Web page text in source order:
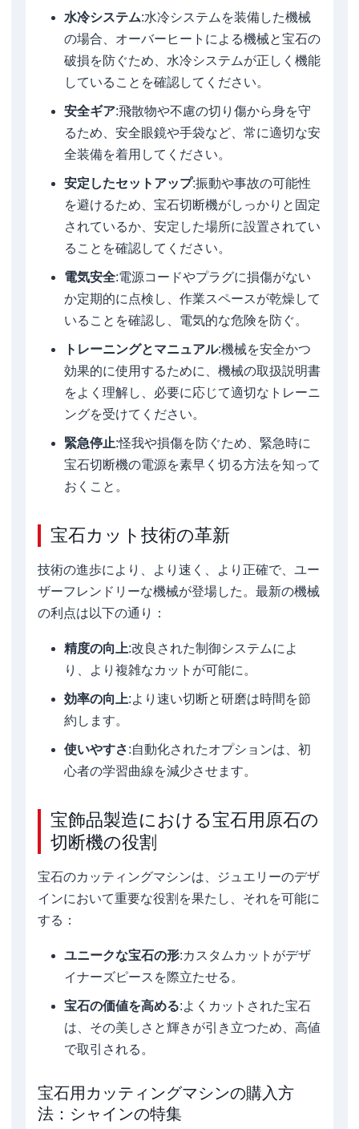
水冷システム:水冷システムを装備した機械
の場合、オーバーヒートによる機械と宝石の
破損を防ぐため、水冷システムが正しく機能
していることを確認してください。
安全ギア:飛散物や不慮の切り傷から身を守
るため、安全眼鏡や手袋など、常に適切な安
全装備を着用してください。
安定したセットアップ:振動や事故の可能性
を避けるため、宝石切断機がしっかりと固定
されているか、安定した場所に設置されてい
ることを確認してください。
電気安全:電源コードやプラグに損傷がない
か定期的に点検し、作業スペースが乾燥して
いることを確認し、電気的な危険を防ぐ。
トレーニングとマニュアル:機械を安全かつ
効果的に使用するために、機械の取扱説明書
をよく理解し、必要に応じて適切なトレーニ
ングを受けてください。
緊急停止:怪我や損傷を防ぐため、緊急時に
宝石切断機の電源を素早く切る方法を知って
おくこと。
宝石カット技術の革新
技術の進歩により、より速く、より正確で、ユー
ザーフレンドリーな機械が登場した。最新の機械
の利点は以下の通り：
精度の向上:改良された制御システムによ
り、より複雑なカットが可能に。
効率の向上:より速い切断と研磨は時間を節
約します。
使いやすさ:自動化されたオプションは、初
心者の学習曲線を減少させます。
宝飾品製造における宝石用原石の
切断機の役割
宝石のカッティングマシンは、ジュエリーのデザ
インにおいて重要な役割を果たし、それを可能に
する：
ユニークな宝石の形:カスタムカットがデザ
イナーズピースを際立たせる。
宝石の価値を高める:よくカットされた宝石
は、その美しさと輝きが引き立つため、高値
で取引される。
宝石用カッティングマシンの購入方
法：シャインの特集